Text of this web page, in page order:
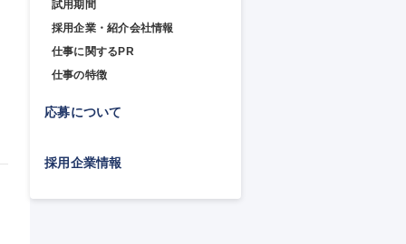
試用期間
採用企業・紹介会社情報
仕事に関するPR
仕事の特徴
応募について
採用企業情報